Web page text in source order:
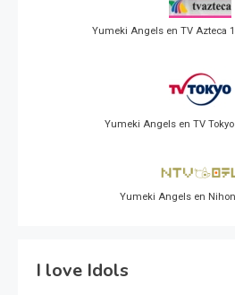
Yumeki Angels en TV Azteca
Yumeki Angels en TV
Yumeki Angels en
I love Idols